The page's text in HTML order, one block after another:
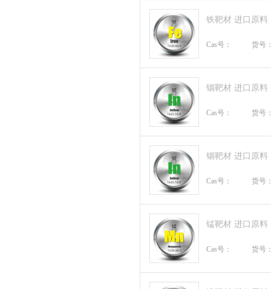
铁靶材 进口原料
Cas号： 货号
铟靶材 进口原料
Cas号： 货号
铟靶材 进口原料
Cas号： 货号
锰靶材 进口原料
Cas号： 货号